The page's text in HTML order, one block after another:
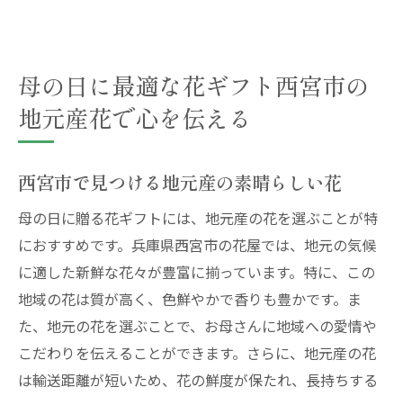
母の日に最適な花ギフト西宮市の
地元産花で心を伝える
西宮市で見つける地元産の素晴らしい花
母の日に贈る花ギフトには、地元産の花を選ぶことが特
におすすめです。兵庫県西宮市の花屋では、地元の気候
に適した新鮮な花々が豊富に揃っています。特に、この
地域の花は質が高く、色鮮やかで香りも豊かです。ま
た、地元の花を選ぶことで、お母さんに地域への愛情や
こだわりを伝えることができます。さらに、地元産の花
は輸送距離が短いため、花の鮮度が保たれ、長持ちする